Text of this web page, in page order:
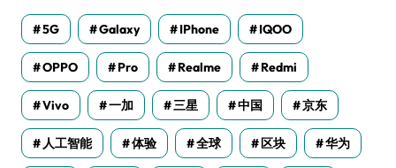
5G Galaxy IPhone IQOO
OPPO Pro Realme Redmi
Vivo 一加 三星 中国 京东
人工智能 体验 全球 区块 华为